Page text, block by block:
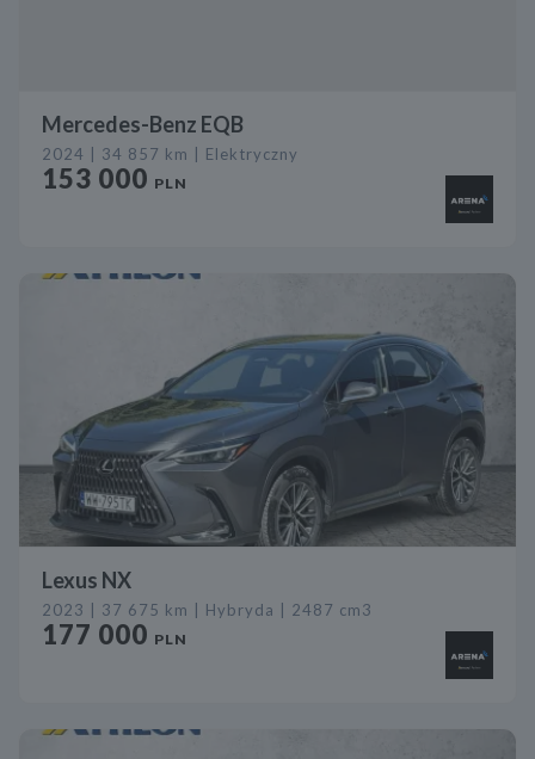
Mercedes-Benz EQB
2024 | 34 857 km | Elektryczny
153 000 PLN
Lexus NX
2023 | 37 675 km | Hybryda | 2487 cm3
177 000 PLN